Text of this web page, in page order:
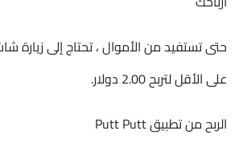
على الأقل لتربح 2.00 دولار.
الربح من تطبيق Putt Putt